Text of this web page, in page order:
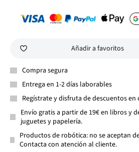
Añadir a favoritos
Compra segura
Entrega en 1-2 días laborables
Regístrate y disfruta de descuentos en
Envío gratis a partir de 19€ en libros y
juguetes y papelería.
Productos de robótica: no se aceptan
Contacta con atención al cliente.